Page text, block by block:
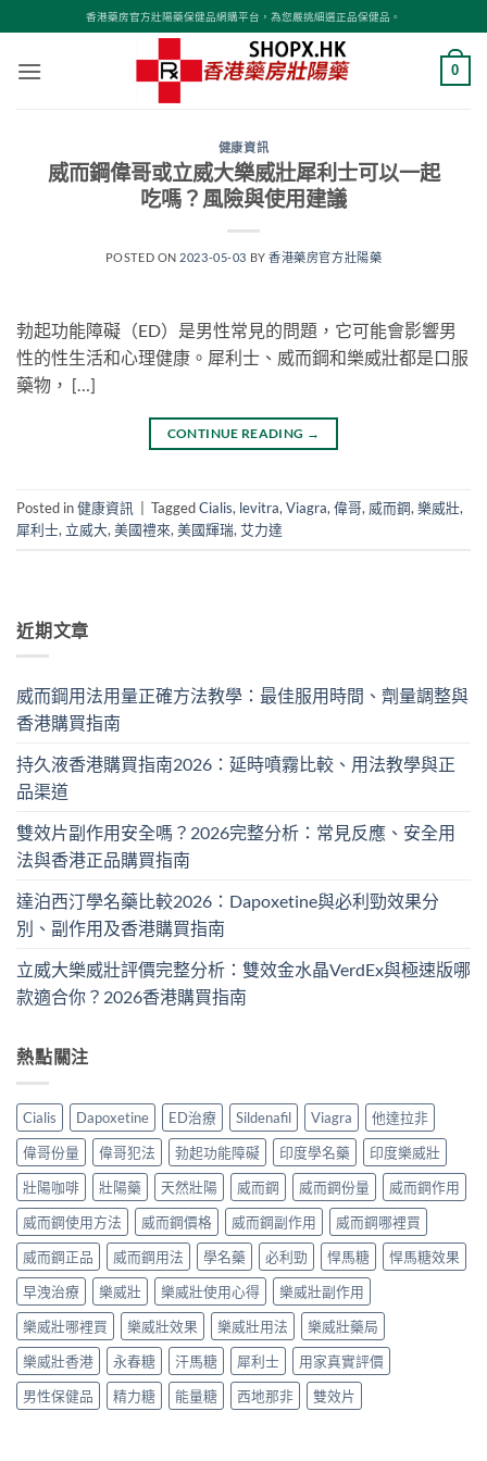
to
content
香港藥房官方壯陽藥保健品網購平台，為您嚴挑細選正品保健品。
0
健康資訊
威而鋼偉哥或立威大樂威壯犀利士可以一起
吃嗎？風險與使用建議
POSTED ON 2023-05-03 BY香港藥房官方壯陽藥
勃起功能障礙（ED）是男性常見的問題，它可能會影響男
性的性生活和心理健康。犀利士、威而鋼和樂威壯都是口服
藥物， […]
CONTINUE READING →
Posted in健康資訊 TaggedCialis, levitra, Viagra, 偉哥, 威而鋼, 樂威壯,
犀利士, 立威大, 美國禮來, 美國輝瑞, 艾力達
近期文章
威而鋼用法用量正確方法教學：最佳服用時間、劑量調整與
香港購買指南
持久液香港購買指南2026：延時噴霧比較、用法教學與正
品渠道
雙效片副作用安全嗎？2026完整分析：常見反應、安全用
法與香港正品購買指南
達泊西汀學名藥比較2026：Dapoxetine與必利勁效果分
別、副作用及香港購買指南
立威大樂威壯評價完整分析：雙效金水晶VerdEx與極速版哪
款適合你？2026香港購買指南
熱點關注
Cialis Dapoxetine ED治療 Sildenafil Viagra
他達拉非
偉哥份量
偉哥犯法 勃起功能障礙 印度學名藥
印度樂威壯
壯陽咖啡
壯陽藥 天然壯陽 威而鋼 威而鋼份量
威而鋼作用
威而鋼使用方法
威而鋼價格 威而鋼副作用
威而鋼哪裡買
威而鋼正品
威而鋼用法 學名藥 必利勁 悍馬糖
悍馬糖效果
早洩治療
樂威壯 樂威壯使用心得
樂威壯副作用
樂威壯哪裡買
樂威壯效果 樂威壯用法
樂威壯藥局
樂威壯香港
永春糖 汗馬糖 犀利士
用家真實評價
男性保健品
精力糖 能量糖 西地那非 雙效片